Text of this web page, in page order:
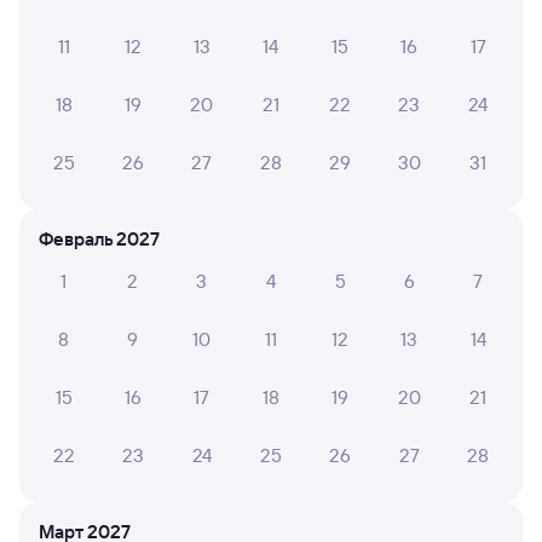
Фабрика
3 ⁠800 ⁠₽
Апартаменты на
по этому направлению
Мы отображаем актуальные отзывы и не удаляем
11 12 13 14 15 16 17
18 19 20 21 22 23 24
25 26 27 28 29 30 31
Февраль 2027
1
2 3 4 5 6 7
8 9 10 11 12 13 14
15 16 17 18 19 20 21
22 23 24 25 26 27 28
Март 2027